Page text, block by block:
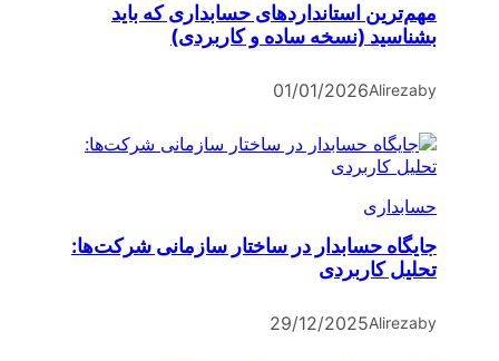
مهم‌ترین استانداردهای حسابداری که باید
بشناسید (نسخه ساده و کاربردی)
by
Alireza
01/01/2026
حسابداری
جایگاه حسابدار در ساختار سازمانی شرکت‌ها:
تحلیل کاربردی
by
Alireza
29/12/2025